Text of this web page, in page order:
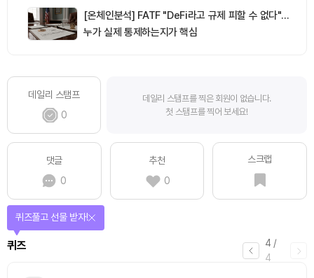
[온체인분석] FATF "DeFi라고 규제 피할 수 없다"…
누가 실제 통제하는지가 핵심
데일리 스탬프
0
데일리 스탬프를 찍은 회원이 없습니다.
첫 스탬프를 찍어 보세요!
댓글
0
추천
0
스크랩
1/
미션
매일 미션을 완료하고 보상을 획득!